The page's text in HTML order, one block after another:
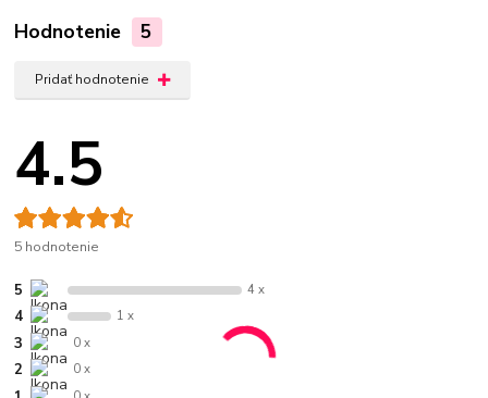
Hodnotenie 5
Pridať hodnotenie
4.5
5 hodnotenie
5 4 x
4 1 x
3 0 x
2 0 x